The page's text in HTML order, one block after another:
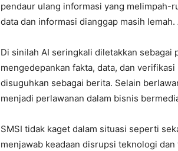
pendaur ulang informasi yang melimpah-
data dan informasi dianggap masih
Di sinilah AI seringkali diletakkan sebagai
mengedepankan fakta, data, dan
disuguhkan sebagai berita. Selain
menjadi perlawanan dalam bisnis
SMSI tidak kaget dalam situasi seperti
menjawab keadaan disrupsi teknologi